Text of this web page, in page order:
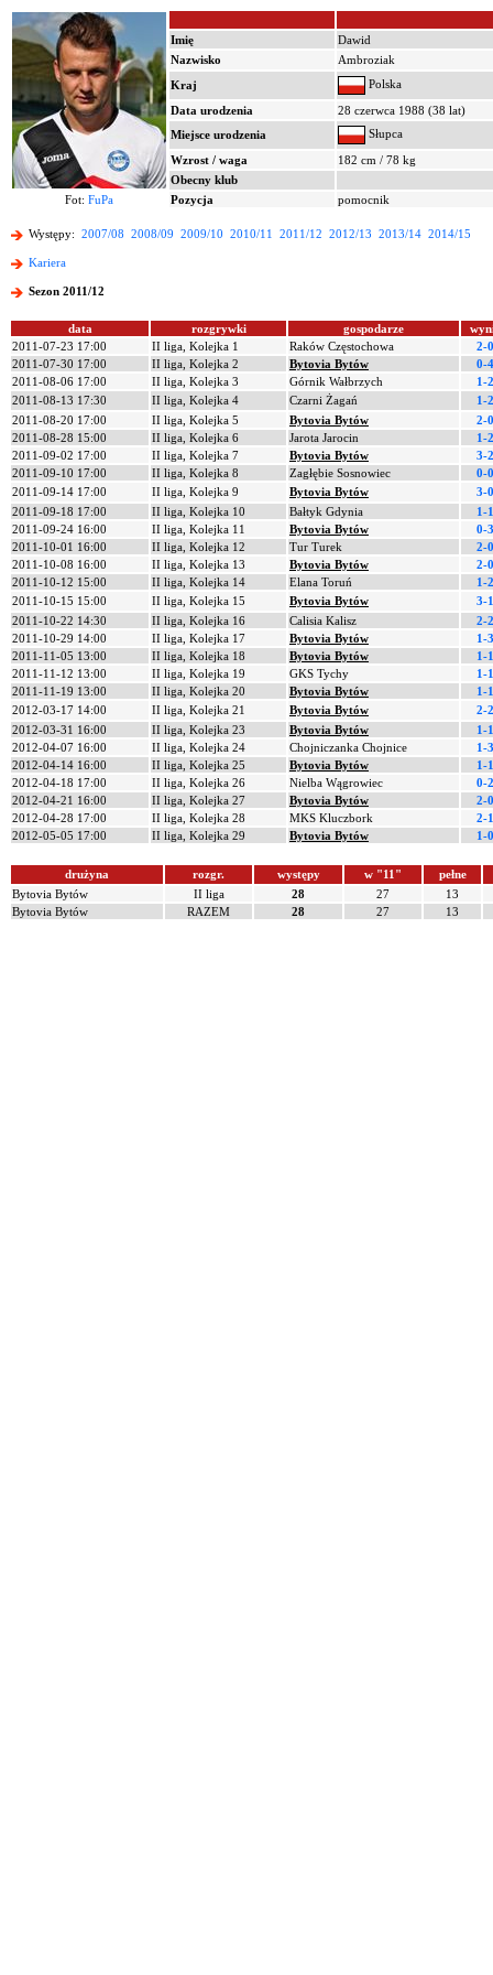
Imię
Dawid
Nazwisko
Ambroziak
Kraj
Polska
Data urodzenia
28 czerwca 1988 (38 lat)
Miejsce urodzenia
Słupca
Wzrost / waga
182 cm / 78 kg
Obecny klub
Fot: FuPa Pozycja pomocnik
Występy: 2007/08 2008/09 2009/10 2010/11 2011/12 2012/13 2013/14 2014/15
Kariera
Sezon 2011/12
data rozgrywki gospodarze
2011-07-23 17:00
II liga, Kolejka 1 Raków Częstochowa
2-0
2011-07-30 17:00
II liga, Kolejka 2 Bytovia Bytów
0-4
2011-08-06 17:00
II liga, Kolejka 3 Górnik Wałbrzych
1-2
2011-08-13 17:30
II liga, Kolejka 4 Czarni Żagań
1-2
2011-08-20 17:00
II liga, Kolejka 5 Bytovia Bytów
2-0
2011-08-28 15:00
II liga, Kolejka 6 Jarota Jarocin
1-2
2011-09-02 17:00
II liga, Kolejka 7 Bytovia Bytów
3-2
2011-09-10 17:00
II liga, Kolejka 8 Zagłębie Sosnowiec
0-0
2011-09-14 17:00
II liga, Kolejka 9 Bytovia Bytów
3-0
2011-09-18 17:00
II liga, Kolejka 10 Bałtyk Gdynia
1-1
2011-09-24 16:00
II liga, Kolejka 11 Bytovia Bytów
0-3
2011-10-01 16:00
II liga, Kolejka 12 Tur Turek
2-0
2011-10-08 16:00
II liga, Kolejka 13 Bytovia Bytów
2-0
2011-10-12 15:00
II liga, Kolejka 14 Elana Toruń
1-2
2011-10-15 15:00
II liga, Kolejka 15 Bytovia Bytów
3-1
2011-10-22 14:30
II liga, Kolejka 16 Calisia Kalisz
2-2
2011-10-29 14:00
II liga, Kolejka 17 Bytovia Bytów
1-3
2011-11-05 13:00
II liga, Kolejka 18 Bytovia Bytów
1-1
2011-11-12 13:00
II liga, Kolejka 19 GKS Tychy
1-1
2011-11-19 13:00
II liga, Kolejka 20 Bytovia Bytów
1-1
2012-03-17 14:00
II liga, Kolejka 21 Bytovia Bytów
2-2
2012-03-31 16:00
II liga, Kolejka 23 Bytovia Bytów
1-1
2012-04-07 16:00
II liga, Kolejka 24 Chojniczanka Chojnice
1-3
2012-04-14 16:00
II liga, Kolejka 25 Bytovia Bytów
1-1
2012-04-18 17:00
II liga, Kolejka 26 Nielba Wągrowiec
0-2
2012-04-21 16:00
II liga, Kolejka 27 Bytovia Bytów
2-0
2012-04-28 17:00
II liga, Kolejka 28 MKS Kluczbork
2-1
2012-05-05 17:00
II liga, Kolejka 29 Bytovia Bytów 1-0
drużyna rozgr. występy w "11"
pełne
Bytovia Bytów
II liga 28 27
13
Bytovia Bytów
RAZEM 28 27 13